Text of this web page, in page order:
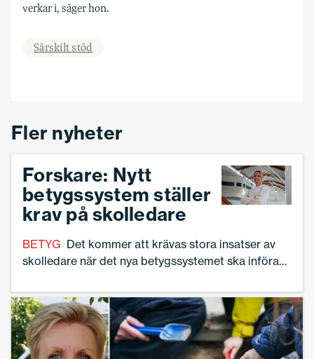
verkar i, säger hon.
Särskilt stöd
Fler nyheter
Forskare: Nytt
betygssystem ställer
krav på skolledare
BETYG Det kommer att krävas stora insatser av
skolledare när det nya betygssystemet ska införas,